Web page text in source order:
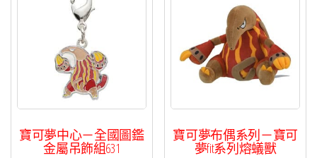
寶可夢中心－全國圖鑑
金屬吊飾組631
寶可夢布偶系列－寶可
夢fit系列熔蟻獸